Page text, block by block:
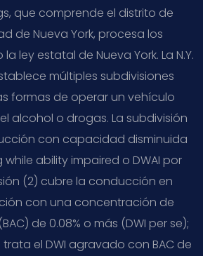
que comprende el distrito de
de Nueva York, procesa los
ley estatal de Nueva York. La N.Y.
múltiples subdivisiones
formas de operar un vehículo
alcohol o drogas. La subdivisión
con capacidad disminuida
ability impaired o DWAI por
(2) cubre la conducción en
con una concentración de
de 0.08% o más (DWI per se);
el DWI agravado con BAC de